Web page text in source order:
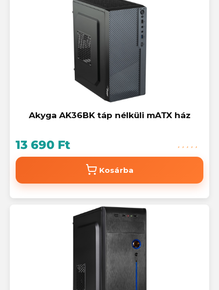
Akyga AK36BK táp nélküli mATX ház
13 690 Ft
Kosárba